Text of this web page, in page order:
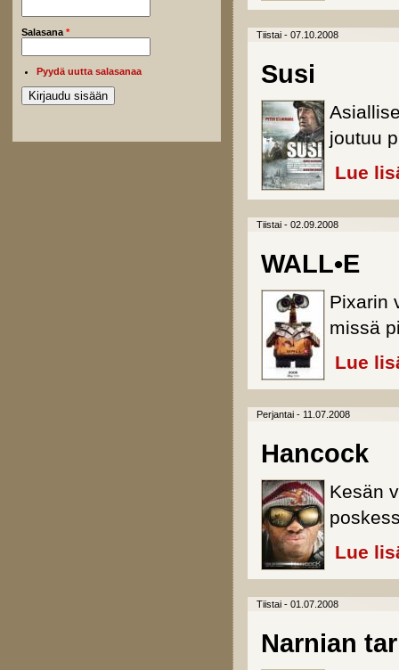
Salasana *
Pyydä uutta salasanaa
Tiistai - 07.10.2008
Susi
joutuu
Lue
Tiistai - 02.09.2008
WALL•E
Pixarin
missä
Lue
Perjantai - 11.07.2008
Hancock
Kesän
Lue
Tiistai - 01.07.2008
Narnian